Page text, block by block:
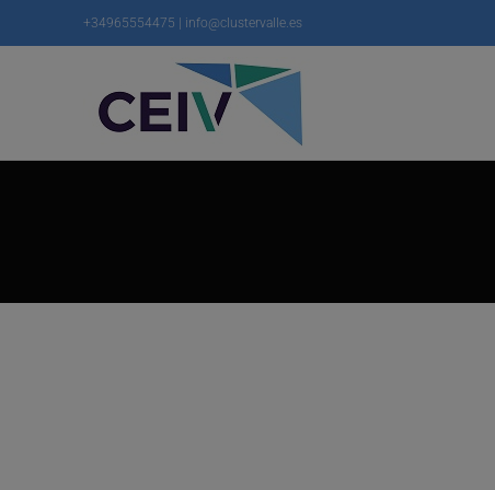
+34965554475 | info@clustervalle.es